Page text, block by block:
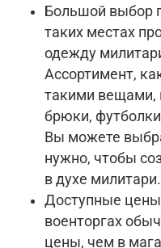
Большой выбор
таких местах
одежду
Ассортимент,
такими вещами,
брюки,
Вы можете
нужно, чтобы
в духе милитари.
Доступные
военторгах
цены, чем в